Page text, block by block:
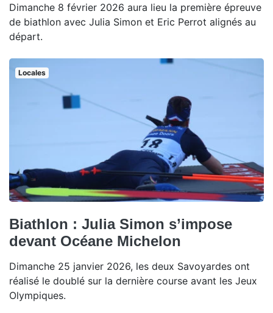
Dimanche 8 février 2026 aura lieu la première épreuve
de biathlon avec Julia Simon et Eric Perrot alignés au
départ.
Locales
Biathlon : Julia Simon s’impose
devant Océane Michelon
Dimanche 25 janvier 2026, les deux Savoyardes ont
réalisé le doublé sur la dernière course avant les Jeux
Olympiques.